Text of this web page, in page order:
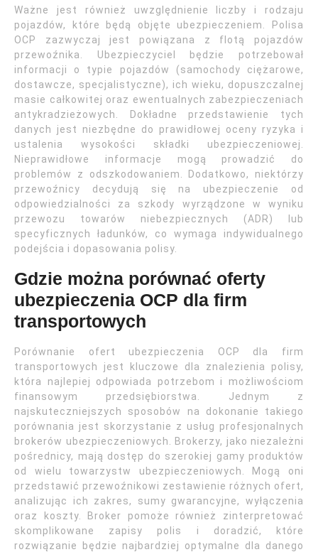
Ważne jest również uwzględnienie liczby i rodzaju
pojazdów, które będą objęte ubezpieczeniem. Polisa
OCP zazwyczaj jest powiązana z flotą pojazdów
przewoźnika. Ubezpieczyciel będzie potrzebował
informacji o typie pojazdów (samochody ciężarowe,
dostawcze, specjalistyczne), ich wieku, dopuszczalnej
masie całkowitej oraz ewentualnych zabezpieczeniach
antykradzieżowych. Dokładne przedstawienie tych
danych jest niezbędne do prawidłowej oceny ryzyka i
ustalenia wysokości składki ubezpieczeniowej.
Nieprawidłowe informacje mogą prowadzić do
problemów z odszkodowaniem. Dodatkowo, niektórzy
przewoźnicy decydują się na ubezpieczenie od
odpowiedzialności za szkody wyrządzone w wyniku
przewozu towarów niebezpiecznych (ADR) lub
specyficznych ładunków, co wymaga indywidualnego
podejścia i dopasowania polisy.
Gdzie można porównać oferty
ubezpieczenia OCP dla firm
transportowych
Porównanie ofert ubezpieczenia OCP dla firm
transportowych jest kluczowe dla znalezienia polisy,
która najlepiej odpowiada potrzebom i możliwościom
finansowym przedsiębiorstwa. Jednym z
najskuteczniejszych sposobów na dokonanie takiego
porównania jest skorzystanie z usług profesjonalnych
brokerów ubezpieczeniowych. Brokerzy, jako niezależni
pośrednicy, mają dostęp do szerokiej gamy produktów
od wielu towarzystw ubezpieczeniowych. Mogą oni
przedstawić przewoźnikowi zestawienie różnych ofert,
analizując ich zakres, sumy gwarancyjne, wyłączenia
oraz koszty. Broker pomoże również zinterpretować
skomplikowane zapisy polis i doradzić, które
rozwiązanie będzie najbardziej optymalne dla danego